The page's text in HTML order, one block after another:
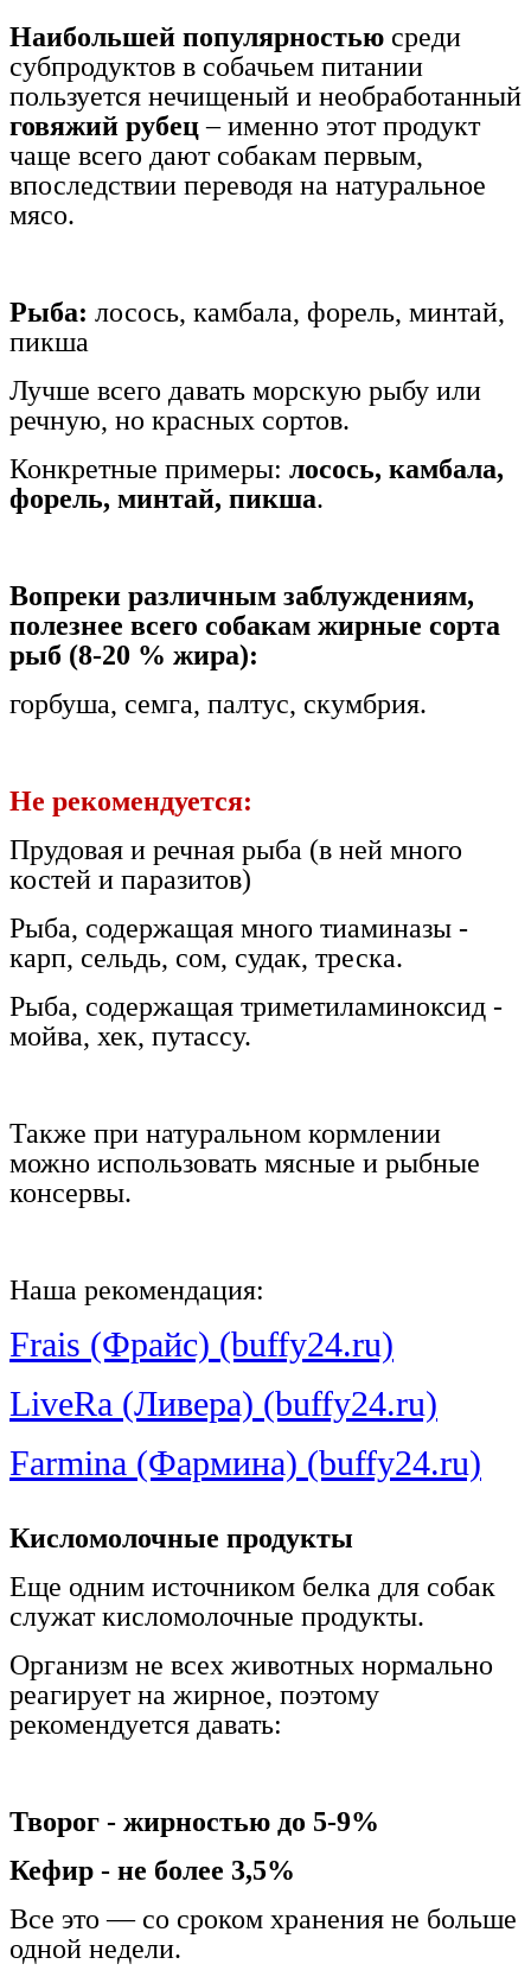
Наибольшей популярностью среди
субпродуктов в собачьем питании
пользуется нечищеный и необработанный
говяжий рубец– именно этот продукт
чаще всего дают собакам первым,
впоследствии переводя на натуральное
мясо.
Рыба: лосось, камбала, форель, минтай,
пикша
Лучше всего давать морскую рыбу или
речную, но красных сортов.
Конкретные примеры: лосось, камбала,
форель, минтай, пикша.
Вопреки различным заблуждениям,
полезнее всего собакам жирные сорта
рыб (8-20 % жира):
горбуша, семга, палтус, скумбрия.
Не рекомендуется:
Прудовая и речная рыба (в ней много
костей и паразитов)
Рыба, содержащая много тиаминазы -
карп, сельдь, сом, судак, треска.
Рыба, содержащая триметиламиноксид -
мойва, хек, путассу.
Также при натуральном кормлении
можно использовать мясные и рыбные
консервы.
Наша рекомендация:
Frais (Фрайс) (buffy24.ru)
LiveRa (Ливера) (buffy24.ru)
Farmina (Фармина) (buffy24.ru)
Кисломолочные продукты
Еще одним источником белка для собак
служат кисломолочные продукты.
Организм не всех животных нормально
реагирует на жирное, поэтому
рекомендуется давать:
Творог - жирностью до 5-9%
Кефир - не более 3,5%
Все это — со сроком хранения не больше
одной недели.